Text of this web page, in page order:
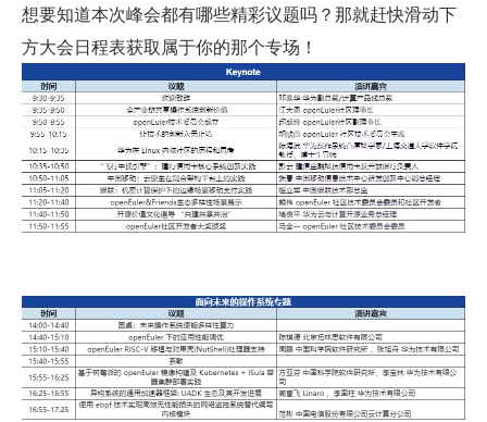
想要知道本次峰会都有哪些精彩议题吗？那就赶快滑动下
方大会日程表获取属于你的那个专场！